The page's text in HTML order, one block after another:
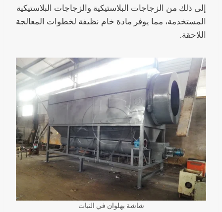
إلى ذلك من الزجاجات البلاستيكية والزجاجات البلاستيكية
المستخدمة، مما يوفر مادة خام نظيفة لخطوات المعالجة
اللاحقة.
شاشة بهلوان في النبات